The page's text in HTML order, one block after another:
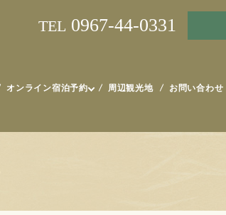
オンライン宿泊予約 周辺観光地 お問い合わせ
TEL 0967-44-0331